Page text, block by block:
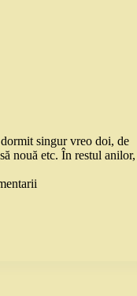
singur vreo doi, de
nouă etc. În restul anilor,